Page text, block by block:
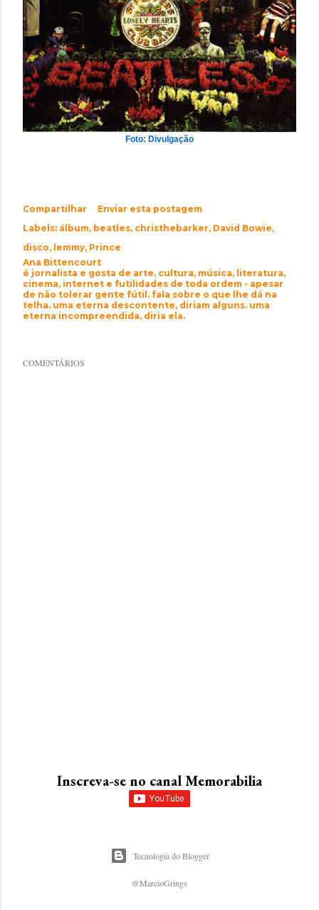
Foto: Divulgação
Compartilhar
Enviar esta postagem
Labels: álbum beatles christhebarker David Bowie
disco
lemmy Prince
Ana Bittencourt
é jornalista e gosta de arte, cultura, música, literatura,
cinema, internet e futilidades de toda ordem - apesar
de não tolerar gente fútil. fala sobre o que lhe dá na
telha. uma eterna descontente, diriam alguns. uma
eterna incompreendida, diria ela.
COMENTÁRIOS
Inscreva-se no canal Memorabilia
Tecnologia do Blogger
@MarcioGrings